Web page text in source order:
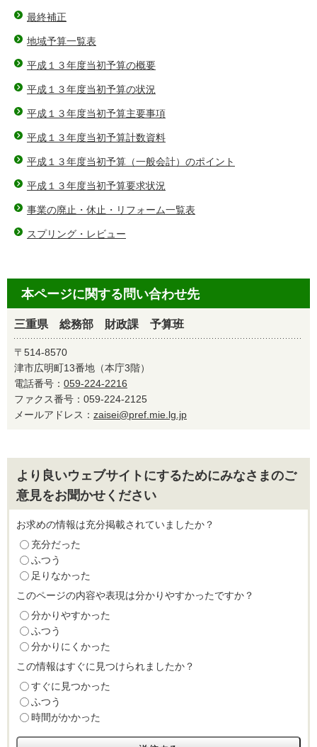
最終補正
地域予算一覧表
平成１３年度当初予算の概要
平成１３年度当初予算の状況
平成１３年度当初予算主要事項
平成１３年度当初予算計数資料
平成１３年度当初予算（一般会計）のポイント
平成１３年度当初予算要求状況
事業の廃止・休止・リフォーム一覧表
スプリング・レビュー
本ページに関する問い合わせ先
三重県 総務部 財政課 予算班
〒514-8570
津市広明町13番地（本庁3階）
電話番号： 059-224-2216
ファクス番号：059-224-2125
メールアドレス： zaisei@pref.mie.lg.jp
より良いウェブサイトにするためにみなさまのご
意見をお聞かせください
お求めの情報は充分掲載されていましたか？
充分だった
ふつう
足りなかった
このページの内容や表現は分かりやすかったですか？
分かりやすかった
ふつう
分かりにくかった
この情報はすぐに見つけられましたか？
すぐに見つかった
ふつう
時間がかかった